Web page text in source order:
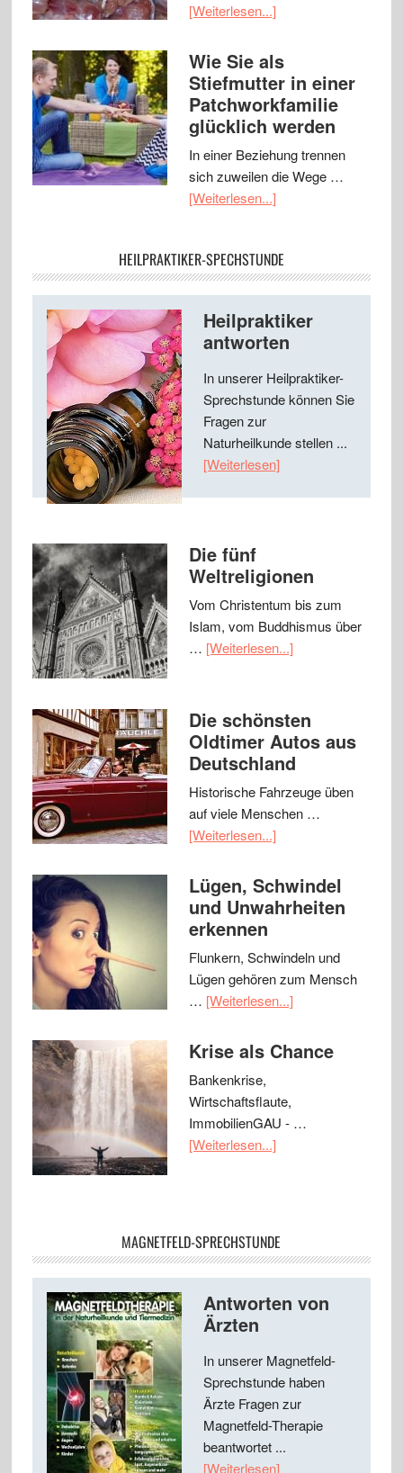
[Weiterlesen...]
Wie Sie als
Stiefmutter in einer
Patchworkfamilie
glücklich werden
In einer Beziehung trennen
sich zuweilen die Wege …
[Weiterlesen...]
HEILPRAKTIKER-SPECHSTUNDE
Heilpraktiker
antworten
In unserer Heilpraktiker-
Sprechstunde können Sie
Fragen zur
Naturheilkunde stellen ...
[Weiterlesen]
Die fünf
Weltreligionen
Vom Christentum bis zum
Islam, vom Buddhismus über
… [Weiterlesen...]
Die schönsten
Oldtimer Autos aus
Deutschland
Historische Fahrzeuge üben
auf viele Menschen …
[Weiterlesen...]
Lügen, Schwindel
und Unwahrheiten
erkennen
Flunkern, Schwindeln und
Lügen gehören zum Mensch
… [Weiterlesen...]
Krise als Chance
Bankenkrise,
Wirtschaftsflaute,
ImmobilienGAU - …
[Weiterlesen...]
MAGNETFELD-SPRECHSTUNDE
Antworten von
Ärzten
In unserer Magnetfeld-
Sprechstunde haben
Ärzte Fragen zur
Magnetfeld-Therapie
beantwortet ...
[Weiterlesen]